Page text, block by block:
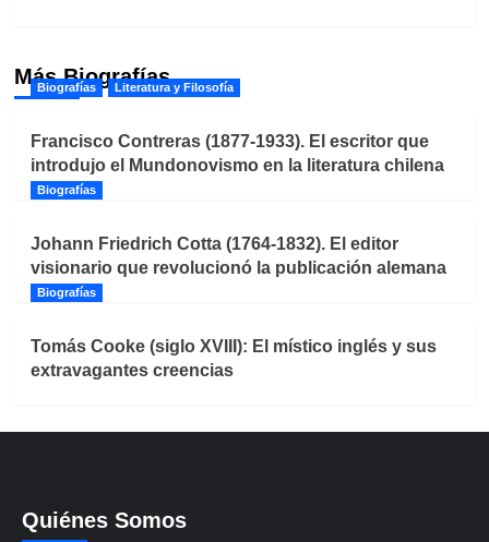
Más Biografías
Biografías Literatura y Filosofía
Francisco Contreras (1877-1933). El escritor que
introdujo el Mundonovismo en la literatura chilena
Biografías
Johann Friedrich Cotta (1764-1832). El editor
visionario que revolucionó la publicación alemana
Biografías
Tomás Cooke (siglo XVIII): El místico inglés y sus
extravagantes creencias
Quiénes Somos